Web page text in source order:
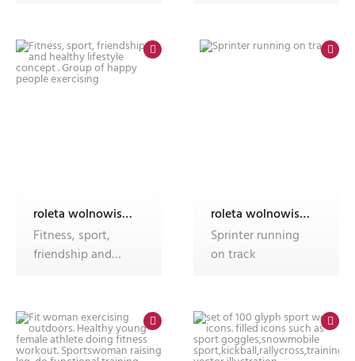
roleta wolnowisząca electro z nadrukiem
Fitness, sport,
friendship and
roleta wolnowisząca electro z nadrukiem
Sprinter running
on track